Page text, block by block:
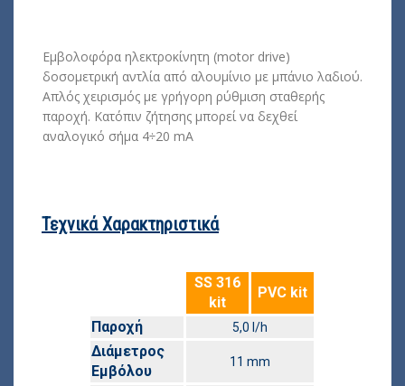
Εμβολοφόρα ηλεκτροκίνητη (motor drive)
δοσομετρική αντλία από αλουμίνιο με μπάνιο λαδιού.
Απλός χειρισμός με γρήγορη ρύθμιση σταθερής
παροχή. Κατόπιν ζήτησης μπορεί να δεχθεί
αναλογικό σήμα 4÷20 mA
Τεχνικά Χαρακτηριστικά
SS 316
kit
PVC kit
Παροχή
5,0 l/h
Διάμετρος
Εμβόλου
11 mm